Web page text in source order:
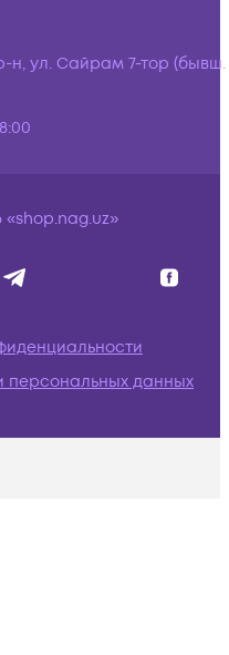
н, ул. Сайрам 7-тор (бывш.
«shop.nag.uz»
персональных данных